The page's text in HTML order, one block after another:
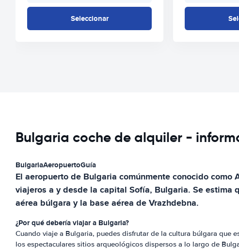
Seleccionar
Bulgaria coche de alquiler -
BulgariaAeropuertoGuía
El aeropuerto de Bulgaria comúnmente conocido
viajeros a y desde la capital Sofía, Bulgaria. Se estima
aérea búlgara y la base aérea de Vrazhdebna.
¿Por qué debería viajar a Bulgaria?
Cuando viaje a Bulgaria, puedes disfrutar de la cultura búlgara que
los espectaculares sitios arqueológicos dispersos a lo largo de